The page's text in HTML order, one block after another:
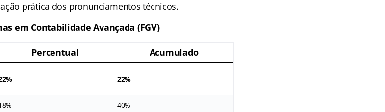
prática dos pronunciamentos técnicos.
em Contabilidade Avançada (FGV)
Percentual Acumulado
22%
40%